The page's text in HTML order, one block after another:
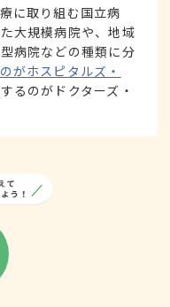
に取り組む国立病
大規模病院や、地域
病院などの種類に分
がホスピタルズ・
るのがドクターズ・